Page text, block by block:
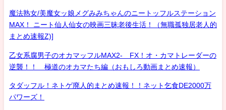
魔法熟女/美魔女ッ娘メグみみちゃんのニートッフルステーション
MAX！ ニート仙人仙女の映画三昧老後生活！（無職孤独居老人的
まとめ速報Z)]
乙女系腐男子のオカマッフルMAX2- FX！オ・カマトレーダーの
逆襲！！ 極道のオカマたち編（おもしろ動画まとめ速報）
タダッフル！ネトゲ廃人的まとめ速報！！ネット乞食DE2000万
パワーズ！